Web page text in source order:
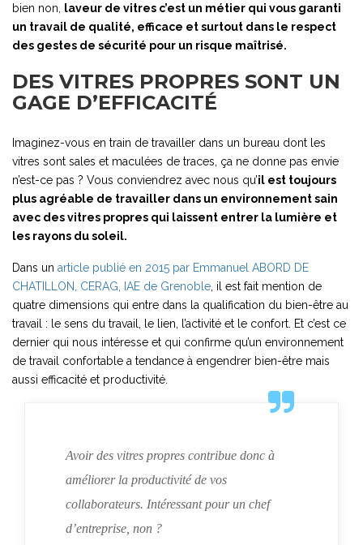
bien non,
laveur de vitres c’est un métier qui vous garanti
un travail de qualité, efficace et surtout dans le respect
des gestes de sécurité pour un risque maîtrisé.
DES VITRES PROPRES SONT UN
GAGE D’EFFICACITÉ
Imaginez-vous en train de travailler dans un bureau dont les
vitres sont sales et maculées de traces, ça ne donne pas envie
n’est-ce pas ? Vous conviendrez avec nous qu’il est toujours
plus agréable de travailler dans un environnement sain
avec des vitres propres qui laissent entrer la lumière et
les rayons du soleil.
Dans un article publié en 2015 par Emmanuel ABORD DE
CHATILLON, CERAG, IAE de Grenoble , il est fait mention de
quatre dimensions qui entre dans la qualification du bien-être au
travail : le sens du travail, le lien, l’activité et le confort. Et c’est ce
dernier qui nous intéresse et qui confirme qu’un environnement
de travail confortable a tendance à engendrer bien-être mais
aussi efficacité et productivité.
Avoir des vitres propres contribue donc à
améliorer la productivité de vos
collaborateurs. Intéressant pour un chef
d’entreprise, non ?